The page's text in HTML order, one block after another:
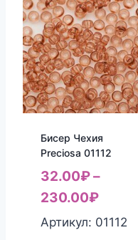
Бисер Чехия
Preciosa 01112
32.00₽–
230.00₽
Артикул: 01112